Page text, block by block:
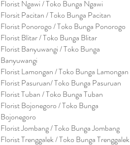
Florist Ngawi /Toko Bunga Ngawi
Florsit Pacitan / Toko Bunga Pacitan
Florist Ponorogo / Toko Bunga Ponorogo
Florist Blitar / Toko Bunga Blitar
Florist Banyuwangi / Toko Bunga
Banyuwangi
Florist Lamongan / Toko Bunga Lamongan
Florist Pasuruan/ Toko Bunga Pasuruan
Florist Tuban / Toko Bunga Tuban
Florist Bojonegoro / Toko Bunga
Bojonegoro
Florist Jombang / Toko Bunga Jombang
Florist Trenggalek / Toko Bunga Trenggalek